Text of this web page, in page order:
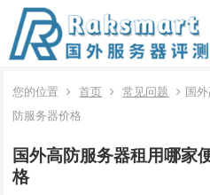
您的位置 首页 常见问题
国
防服务器价格
国外高防服务器租用哪家
格